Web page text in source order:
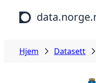
Hopp til hovedinnhold
Hjem Datasett